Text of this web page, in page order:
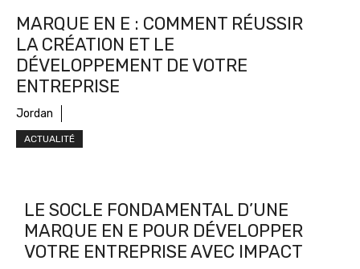
MARQUE EN E : COMMENT RÉUSSIR
LA CRÉATION ET LE
DÉVELOPPEMENT DE VOTRE
ENTREPRISE
Jordan
ACTUALITÉ
LE SOCLE FONDAMENTAL D’UNE
MARQUE EN E POUR DÉVELOPPER
VOTRE ENTREPRISE AVEC IMPACT